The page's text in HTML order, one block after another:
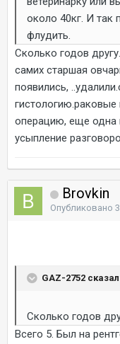
около 40кг. И так
флудить.
Сколько годов
самих старшая
появились,
гистологию.раковые
операцию, еще одна
усыпление
Brovkin
Опубликовано
GAZ-2752
Сколько годов
Всего 5. Был на